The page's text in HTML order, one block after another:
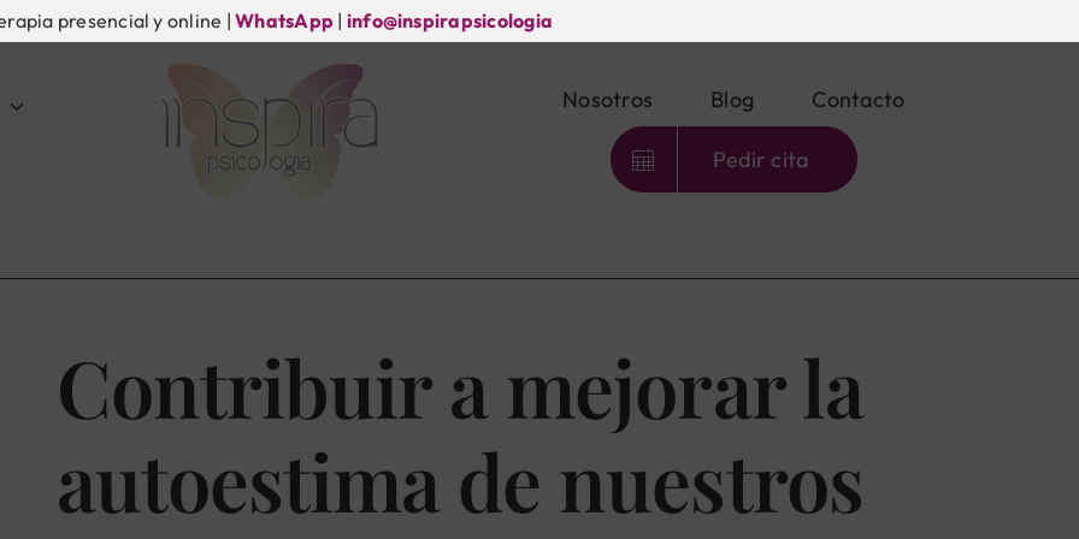
presencial y online |WhatsApp | info@inspirapsicologia
Nosotros Blog Contacto
Pedir cita
Contribuir a mejorar la
autoestima de nuestros